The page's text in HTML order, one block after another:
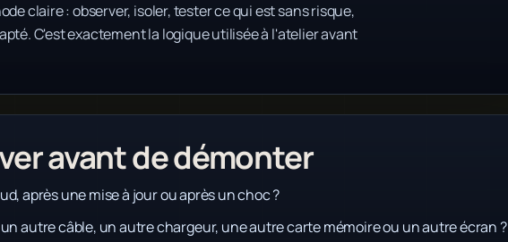
claire : observer, isoler, tester ce qui est sans risque,
C'est exactement la logique utilisée à l'atelier avant
avant de démonter
après une mise à jour ou après un choc ?
autre câble, un autre chargeur, une autre carte mémoire ou un autre écran ?